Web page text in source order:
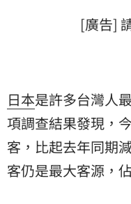
[廣告]
日本是許多台灣人
項調查結果發現，
客 ，比起去年同期
客仍是最大客源，